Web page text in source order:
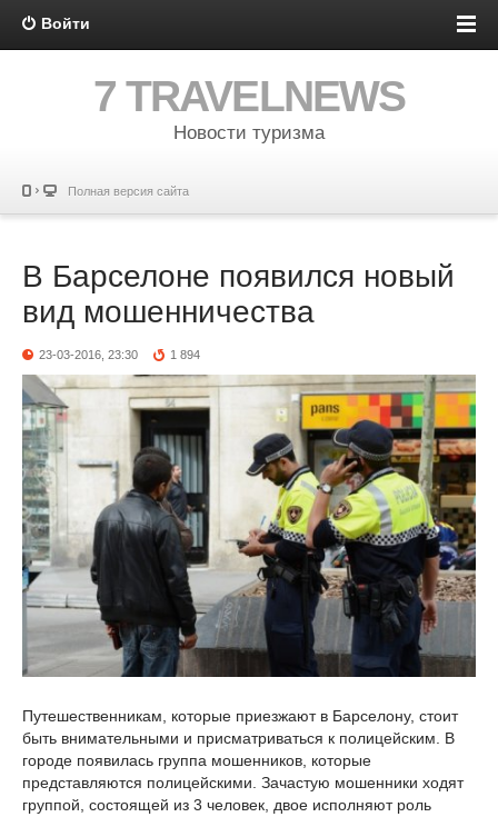
Войти
7 TRAVELNEWS
Новости туризма
Полная версия сайта
В Барселоне появился новый
вид мошенничества
23-03-2016, 23:30 1 894
Путешественникам, которые приезжают в Барселону, стоит
быть внимательными и присматриваться к полицейским. В
городе появилась группа мошенников, которые
представляются полицейскими. Зачастую мошенники ходят
группой, состоящей из 3 человек, двое исполняют роль